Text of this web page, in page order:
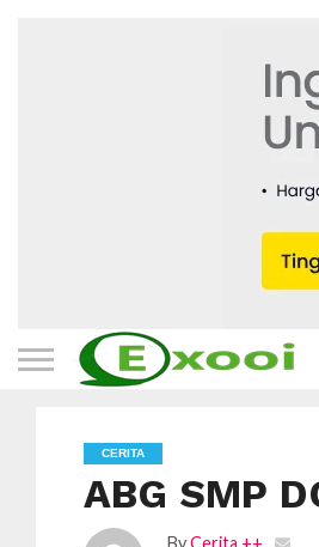
CERITA
ABG SMP
By Cerita ++